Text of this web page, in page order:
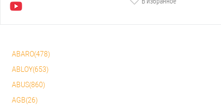
ABARO(478)
ABLOY(653)
ABUS(860)
AGB(26)